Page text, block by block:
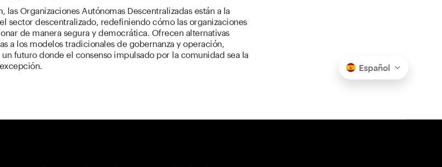
las Organizaciones Autónomas Descentralizadas están a la
sector descentralizado, redefiniendo cómo las organizaciones
de manera segura y democrática. Ofrecen alternativas
a los modelos tradicionales de gobernanza y operación,
futuro donde el consenso impulsado por la comunidad sea la
Español